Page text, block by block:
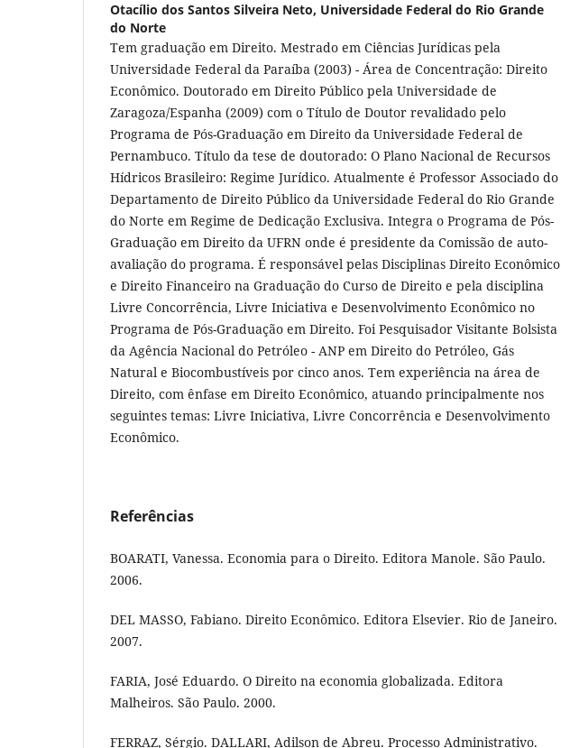
Otacílio dos Santos Silveira Neto, Universidade Federal do Rio Grande
do Norte
Tem graduação em Direito. Mestrado em Ciências Jurídicas pela
Universidade Federal da Paraíba (2003) - Área de Concentração: Direito
Econômico. Doutorado em Direito Público pela Universidade de
Zaragoza/Espanha (2009) com o Título de Doutor revalidado pelo
Programa de Pós-Graduação em Direito da Universidade Federal de
Pernambuco. Título da tese de doutorado: O Plano Nacional de Recursos
Hídricos Brasileiro: Regime Jurídico. Atualmente é Professor Associado do
Departamento de Direito Público da Universidade Federal do Rio Grande
do Norte em Regime de Dedicação Exclusiva. Integra o Programa de Pós-
Graduação em Direito da UFRN onde é presidente da Comissão de auto-
avaliação do programa. É responsável pelas Disciplinas Direito Econômico
e Direito Financeiro na Graduação do Curso de Direito e pela disciplina
Livre Concorrência, Livre Iniciativa e Desenvolvimento Econômico no
Programa de Pós-Graduação em Direito. Foi Pesquisador Visitante Bolsista
da Agência Nacional do Petróleo - ANP em Direito do Petróleo, Gás
Natural e Biocombustíveis por cinco anos. Tem experiência na área de
Direito, com ênfase em Direito Econômico, atuando principalmente nos
seguintes temas: Livre Iniciativa, Livre Concorrência e Desenvolvimento
Econômico.
Referências
BOARATI, Vanessa. Economia para o Direito. Editora Manole. São Paulo.
2006.
DEL MASSO, Fabiano. Direito Econômico. Editora Elsevier. Rio de Janeiro.
2007.
FARIA, José Eduardo. O Direito na economia globalizada. Editora
Malheiros. São Paulo. 2000.
FERRAZ, Sérgio. DALLARI, Adilson de Abreu. Processo Administrativo.